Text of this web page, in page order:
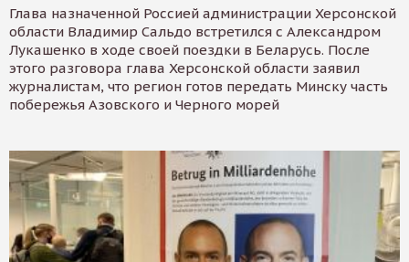
Глава назначенной Россией администрации Херсонской
области Владимир Сальдо встретился с Александром
Лукашенко в ходе своей поездки в Беларусь. После
этого разговора глава Херсонской области заявил
журналистам, что регион готов передать Минску часть
побережья Азовского и Черного морей